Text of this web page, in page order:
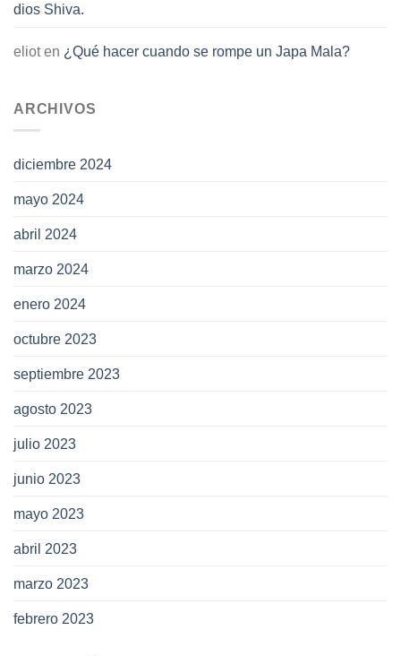
dios Shiva.
elioten ¿Qué hacer cuando se rompe un Japa Mala?
ARCHIVOS
diciembre 2024
mayo 2024
abril 2024
marzo 2024
enero 2024
octubre 2023
septiembre 2023
agosto 2023
julio 2023
junio 2023
mayo 2023
abril 2023
marzo 2023
febrero 2023